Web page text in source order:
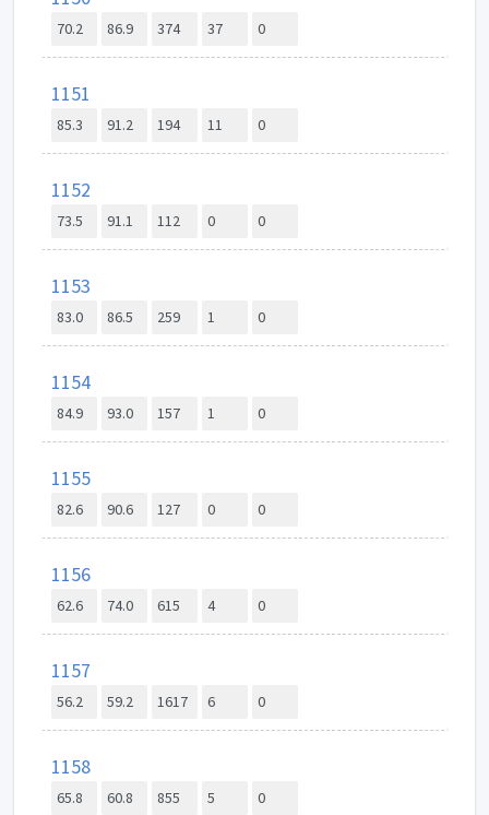
70.2 86.9 374 37 0
1151
85.3 91.2 194 11 0
1152
73.5 91.1 112 0 0
1153
83.0 86.5 259 1 0
1154
84.9 93.0 157 1 0
1155
82.6 90.6 127 0 0
1156
62.6 74.0 615 4 0
1157
56.2 59.2 1617 6 0
1158
65.8 60.8 855 5 0